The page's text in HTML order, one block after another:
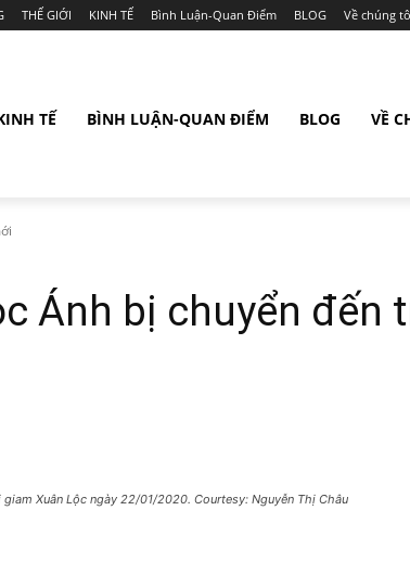
THẾ GIỚI KINH TẾ Bình Luận-Quan Điểm BLOG Về chúng
TẾ BÌNH LUẬN-QUAN ĐIỂM BLOG VỀ
Ánh bị chuyển đến
Xuân Lộc ngày 22/01/2020. Courtesy: Nguyễn Thị Châu